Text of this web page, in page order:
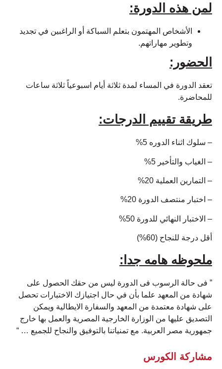
لمن هذه الدورة:
الأشخاص المهتمون بتعلم السباكة أو الراغبين في تجديد
وتطوير مهاراتهم.
الحضور:
تعقد الدورة في المساء لمدة ثلاثة أيام اسبوعياً ثلاثة ساعات
للمحاضرة.
طريقة تقييم الدرجات:
– سلوك اثناء الدوره 5%
– الغياب والتأخير 5%
– التمارين العملية 20%
– اختبار منتصف الدورة 20%
– الاختبار النهائي للدورة 50%
أقل درجة للنجاح (60%)
ملحوظه هامه جدا:
” فى حالة الرسوب فى الدورة ليس من حقك الحصول على
شهادة من المعهد علما بأن في حال اجتيازك الاختبارات تحصل
على شهادة معتمدة من المعهد والسفارة الايطالية ويمكن
التصديق عليها من الوزارة الخارجية المصرية والعمل بها خارج
جمهورية مصر العربية. مع تمنياتنا بالتوفيق والنجاح للجميع … “
مشاركة الكورس